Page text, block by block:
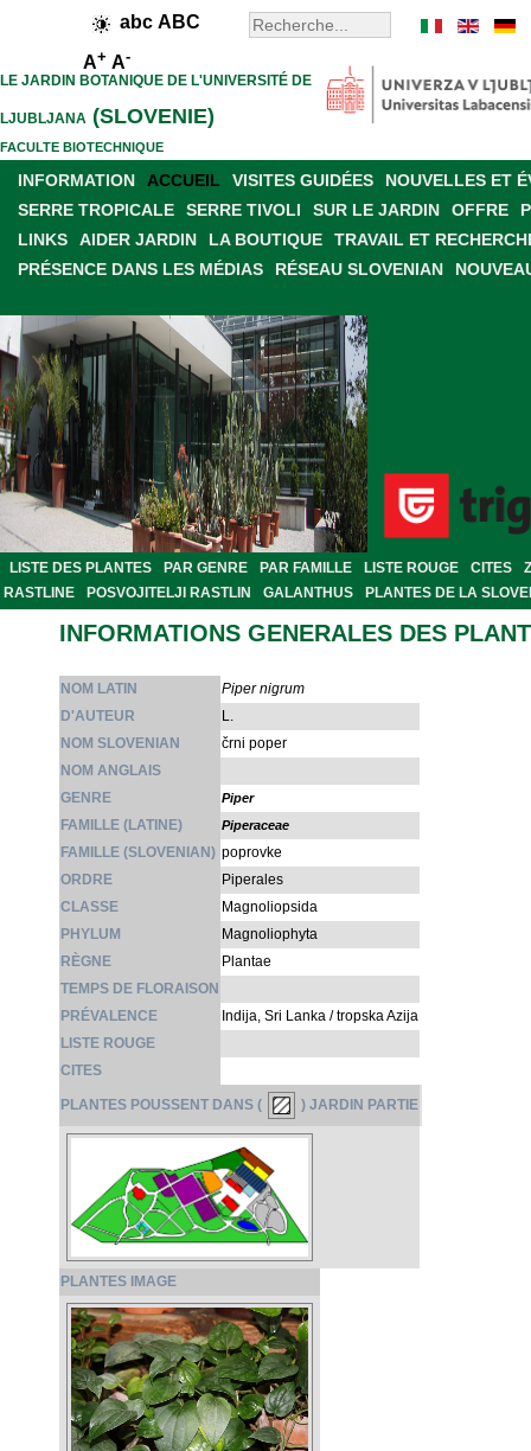
abc ABC
A+ A-
LE JARDIN BOTANIQUE DE L'UNIVERSITÉ DE
LJUBLJANA (SLOVENIE)
FACULTE BIOTECHNIQUE
INFORMATION ACCUEIL VISITES GUIDÉES
NOUVELLES ET
SERRE TROPICALE
SERRE TIVOLI SUR LE JARDIN OFFRE
LINKS
AIDER JARDIN LA BOUTIQUE
TRAVAIL ET
PRÉSENCE DANS LES MÉDIAS
RÉSEAU SLOVENIAN
LISTE DES PLANTES PAR GENRE PAR FAMILLE LISTE ROUGE CITES
RASTLINE
POSVOJITELJI RASTLIN GALANTHUS PLANTES DE LA
INFORMATIONS GENERALES DES
NOM LATIN
Piper nigrum
D'AUTEUR
L.
NOM SLOVENIAN
črni poper
NOM ANGLAIS
GENRE
Piper
FAMILLE (LATINE) Piperaceae
FAMILLE (SLOVENIAN) poprovke
ORDRE
Piperales
CLASSE
Magnoliopsida
PHYLUM
Magnoliophyta
RÈGNE
Plantae
TEMPS DE FLORAISON
PRÉVALENCE
Indija, Sri Lanka / tropska Azija
LISTE ROUGE
CITES
PLANTES POUSSENT DANS ( ) JARDIN PARTIE
PLANTES IMAGE